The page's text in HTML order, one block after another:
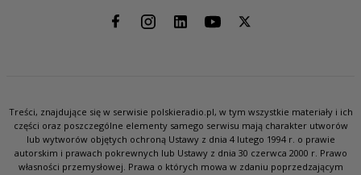
Treści, znajdujące się w serwisie polskieradio.pl, w tym wszystkie materiały i ich
części oraz poszczególne elementy samego serwisu mają charakter utworów
lub wytworów objętych ochroną Ustawy z dnia 4 lutego 1994 r. o prawie
autorskim i prawach pokrewnych lub Ustawy z dnia 30 czerwca 2000 r. Prawo
własności przemysłowej. Prawa o których mowa w zdaniu poprzedzającym